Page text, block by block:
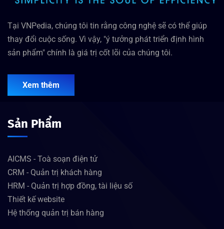
Tại VNPedia, chúng tôi tin rằng công nghệ sẽ có thể giúp
thay đổi cuộc sống. Vì vậy, "ý tưởng phát triển định hình
sản phẩm" chính là giá trị cốt lõi của chúng tôi.
Xem thêm
Sản Phẩm
AICMS - Toà soạn điện tử
CRM - Quản trị khách hàng
HRM - Quản trị hợp đồng, tài liệu số
Thiết kế website
Hệ thống quản trị bán hàng